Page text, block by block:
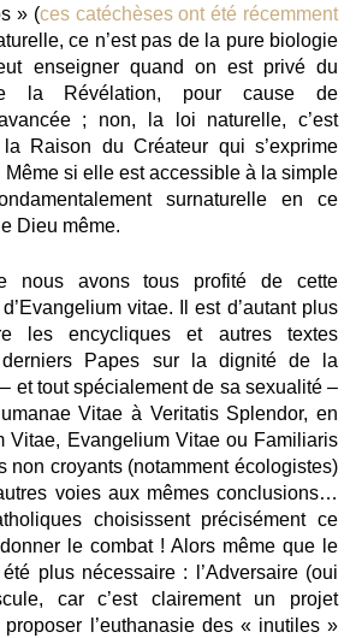
» (ces catéchèses ont été récemment
ce n’est pas de la pure biologie
enseigner quand on est privé du
la Révélation, pour cause de
; non, la loi naturelle, c’est
la Raison du Créateur qui s’exprime
Même si elle est accessible à la simple
surnaturelle en ce
Dieu même.
nous avons tous profité de cette
vitae. Il est d’autant plus
les encycliques et autres textes
derniers Papes sur la dignité de la
et tout spécialement de sa sexualité –
Vitae à Veritatis Splendor, en
Vitae, Evangelium Vitae ou Familiaris
non croyants (notamment écologistes)
voies aux mêmes conclusions…
choisissent précisément ce
le combat ! Alors même que le
plus nécessaire : l’Adversaire (oui
car c’est clairement un projet
proposer l’euthanasie des « inutiles »